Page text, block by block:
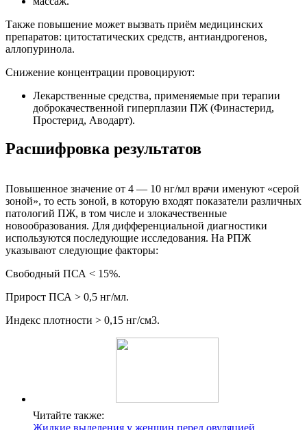
Также повышение может вызвать приём медицинских
препаратов: цитостатических средств, антиандрогенов,
аллопуринола.
Снижение концентрации провоцируют:
Лекарственные средства, применяемые при терапии
доброкачественной гиперплазии ПЖ (Финастерид,
Простерид, Аводарт).
Расшифровка результатов
Повышенное значение от 4 — 10 нг/мл врачи именуют «серой
зоной», то есть зоной, в которую входят показатели различных
патологий ПЖ, в том числе и злокачественные
новообразования. Для дифференциальной диагностики
используются последующие исследования. На РПЖ
указывают следующие факторы:
Свободный ПСА < 15%.
Прирост ПСА > 0,5 нг/мл.
Индекс плотности > 0,15 нг/см3.
Читайте также: